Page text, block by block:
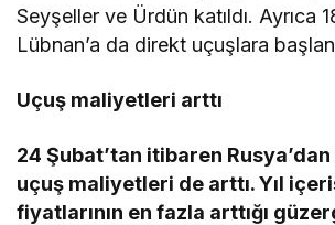
Seyşeller ve Ürdün katıldı. Ayrıca
Lübnan’a da direkt uçuşlara
Uçuş maliyetleri arttı
24 Şubat’tan itibaren Rusya’dan
uçuş maliyetleri de arttı. Yıl
fiyatlarının en fazla arttığı